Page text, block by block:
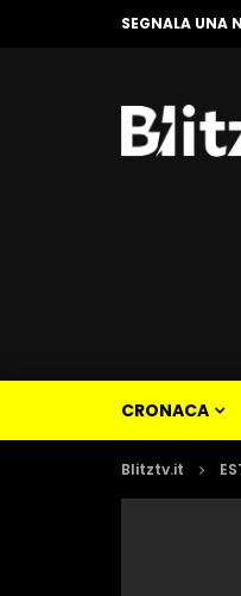
SEGNALA UNA
CRONACA
Blitztv.it